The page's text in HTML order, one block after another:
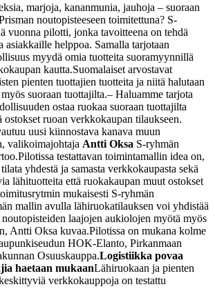
marjoja, kananmunia, jauhoja – suoraan
noutopisteeseen toimitettuna? S-
vuonna pilotti, jonka tavoitteena on tehdä
asiakkaille helppoa. Samalla tarjotaan
myydä omia tuotteita suoramyynnillä
kautta.Suomalaiset arvostavat
pienten tuottajien tuotteita ja niitä halutaan
suoraan tuottajilta.– Haluamme tarjota
ostaa ruokaa suoraan tuottajilta
ostokset ruoan verkkokaupan tilaukseen.
uusi kiinnostava kanava muun
valikoimajohtaja Antti Oksa S-ryhmän
Pilotissa testattavan toimintamallin idea on,
yhdestä ja samasta verkkokaupasta sekä
lähituotteita että ruokakaupan muut ostokset
mukaisesti S-ryhmän
mallin avulla lähiruokatilauksen voi yhdistää
laajojen aukiolojen myötä myös
Antti Oksa kuvaa.Pilotissa on mukana kolme
HOK-Elanto, Pirkanmaan
Osuuskauppa.Logistiikka povaa
haetaan mukaanLähiruokaan ja pienten
verkkokauppoja on testattu